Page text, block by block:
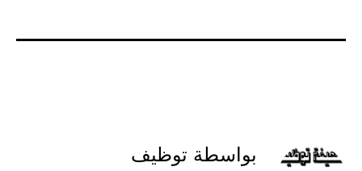
بواسطة توظيف